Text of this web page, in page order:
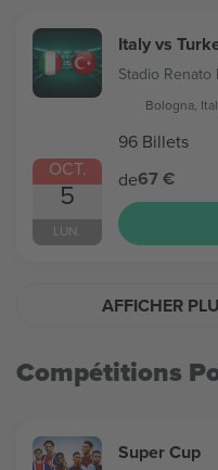
OCT.
5
LUN.
Italy vs
Stadio Renato
Bologna,
96 Billets
de67 €
AFFICHER
Compétitions
Super Cup